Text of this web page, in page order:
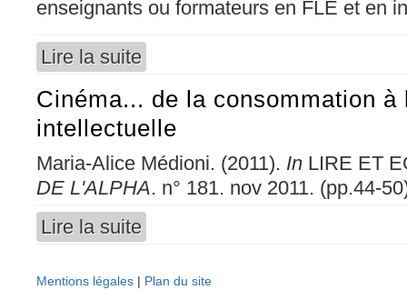
enseignants ou formateurs en FLE et en
Lire la suite
Cinéma... de la consommation à
intellectuelle
Maria-Alice Médioni. (2011). In LIRE ET
DE L'ALPHA. n° 181. nov 2011. (pp.44-
Lire la suite
Mentions légales | Plan du site